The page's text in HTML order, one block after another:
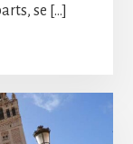
se […]